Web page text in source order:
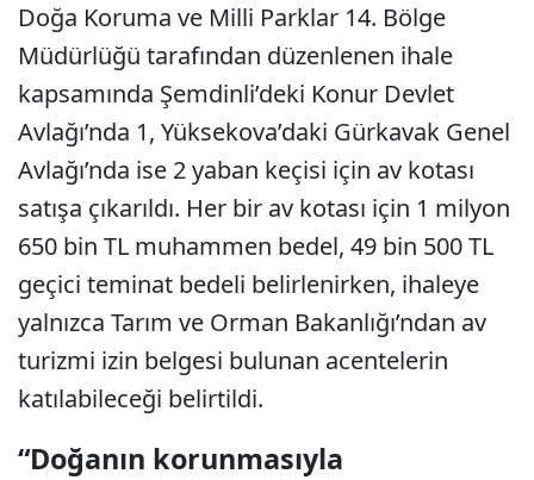
Doğa Koruma ve Milli Parklar 14. Bölge
Müdürlüğü tarafından düzenlenen ihale
kapsamında Şemdinli’deki Konur Devlet
Avlağı’nda 1, Yüksekova’daki Gürkavak Genel
Avlağı’nda ise 2 yaban keçisi için av kotası
satışa çıkarıldı. Her bir av kotası için 1 milyon
650 bin TL muhammen bedel, 49 bin 500 TL
geçici teminat bedeli belirlenirken, ihaleye
yalnızca Tarım ve Orman Bakanlığı’ndan av
turizmi izin belgesi bulunan acentelerin
katılabileceği belirtildi.
“Doğanın korunmasıyla